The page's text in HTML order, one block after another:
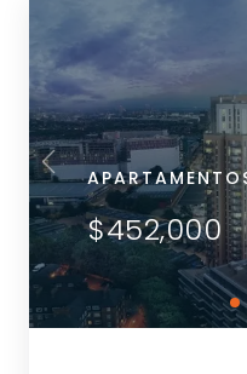
$452,000